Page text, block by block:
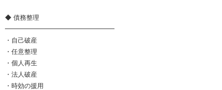
◆ 債務整理
━━━━━━━━━━━━━━━━━
・自己破産
・任意整理
・個人再生
・法人破産
・時効の援用